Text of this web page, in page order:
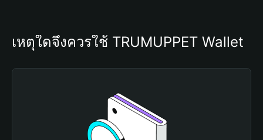
เหตุใดจึงควรใช้ TRUMUPPET Wallet